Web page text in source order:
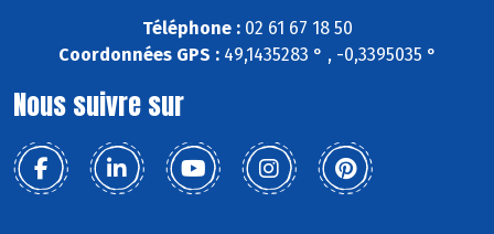
Téléphone :02 61 67 18 50
Coordonnées GPS :49,1435283 ° , -0,3395035 °
Nous suivre sur